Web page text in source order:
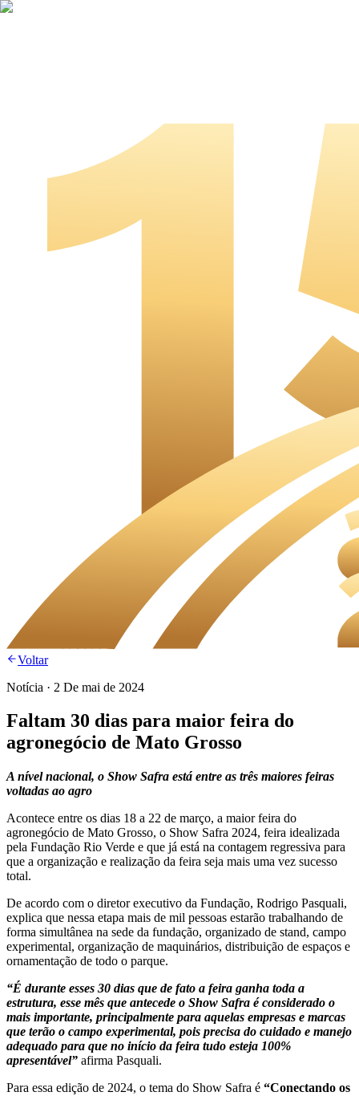
Voltar
Notícia · 2 De mai de 2024
Faltam 30 dias para maior feira do
agronegócio de Mato Grosso
A nível nacional, o Show Safra está entre as três maiores feiras
voltadas ao agro
Acontece entre os dias 18 a 22 de março, a maior feira do
agronegócio de Mato Grosso, o Show Safra 2024, feira idealizada
pela Fundação Rio Verde e que já está na contagem regressiva para
que a organização e realização da feira seja mais uma vez sucesso
total.
De acordo com o diretor executivo da Fundação, Rodrigo Pasquali,
explica que nessa etapa mais de mil pessoas estarão trabalhando de
forma simultânea na sede da fundação, organizado de stand, campo
experimental, organização de maquinários, distribuição de espaços e
ornamentação de todo o parque.
“É durante esses 30 dias que de fato a feira ganha toda a
estrutura, esse mês que antecede o Show Safra é considerado o
mais importante, principalmente para aquelas empresas e marcas
que terão o campo experimental, pois precisa do cuidado e manejo
adequado para que no início da feira tudo esteja 100%
apresentável” afirma Pasquali.
Para essa edição de 2024, o tema do Show Safra é “Conectando os